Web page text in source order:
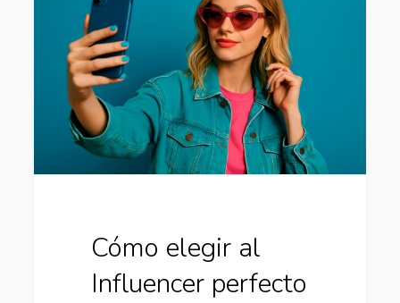
Influencer
perfecto
Cómo elegir al
Influencer perfecto